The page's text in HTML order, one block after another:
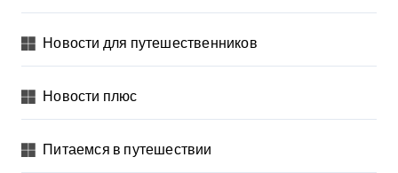
Новости для путешественников
Новости плюс
Питаемся в путешествии